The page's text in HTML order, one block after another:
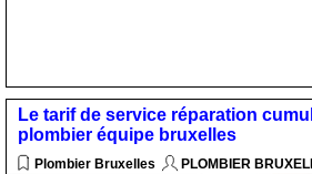
Le tarif de service réparation
plombier équipe bruxelles
Plombier Bruxelles PLOMBIER